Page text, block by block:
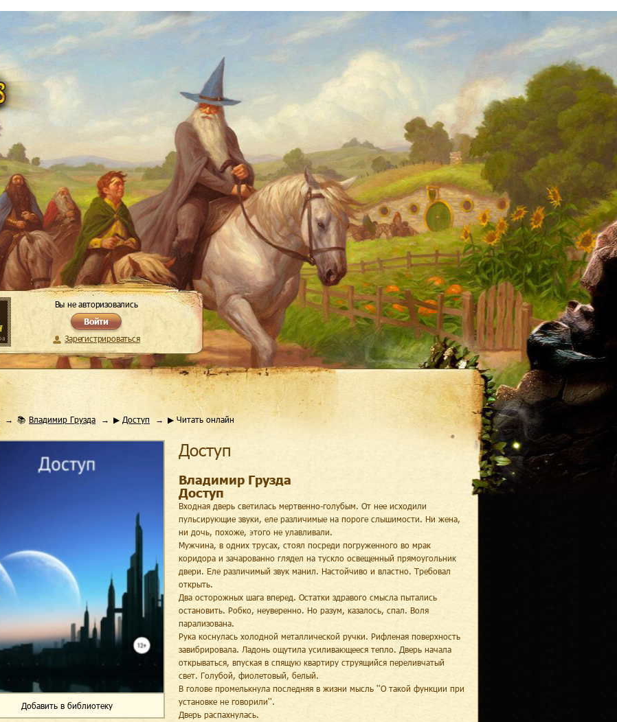
Вы не авторизовались
Войти
Зарегистрироваться
📚 Владимир Грузда ▶ Доступ ▶ Читать онлайн
Добавить в библиотеку
Доступ
Владимир Грузда
Доступ
Входная дверь светилась мертвенно-голубым. От нее исходили
пульсирующие звуки, еле различимые на пороге слышимости. Ни жена,
ни дочь, похоже, этого не улавливали.
Мужчина, в одних трусах, стоял посреди погруженного во мрак
коридора и зачарованно глядел на тускло освещенный прямоугольник
двери. Еле различимый звук манил. Настойчиво и властно. Требовал
открыть.
Два осторожных шага вперед. Остатки здравого смысла пытались
остановить. Робко, неуверенно. Но разум, казалось, спал. Воля
парализована.
Рука коснулась холодной металлической ручки. Рифленая поверхность
завибрировала. Ладонь ощутила усиливающееся тепло. Дверь начала
открываться, впуская в спящую квартиру струящийся переливчатый
свет. Голубой, фиолетовый, белый.
В голове промелькнула последняя в жизни мысль ''О такой функции при
установке не говорили''.
Дверь распахнулась.